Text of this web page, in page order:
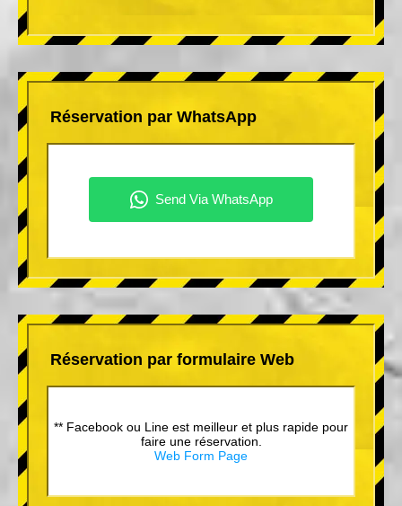
Réservation par WhatsApp
Réservation par formulaire Web
** Facebook ou Line est meilleur et plus rapide pour
faire une réservation.
Web Form Page